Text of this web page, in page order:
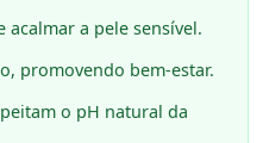
acalmar a pele sensível.
promovendo bem-estar.
o pH natural da